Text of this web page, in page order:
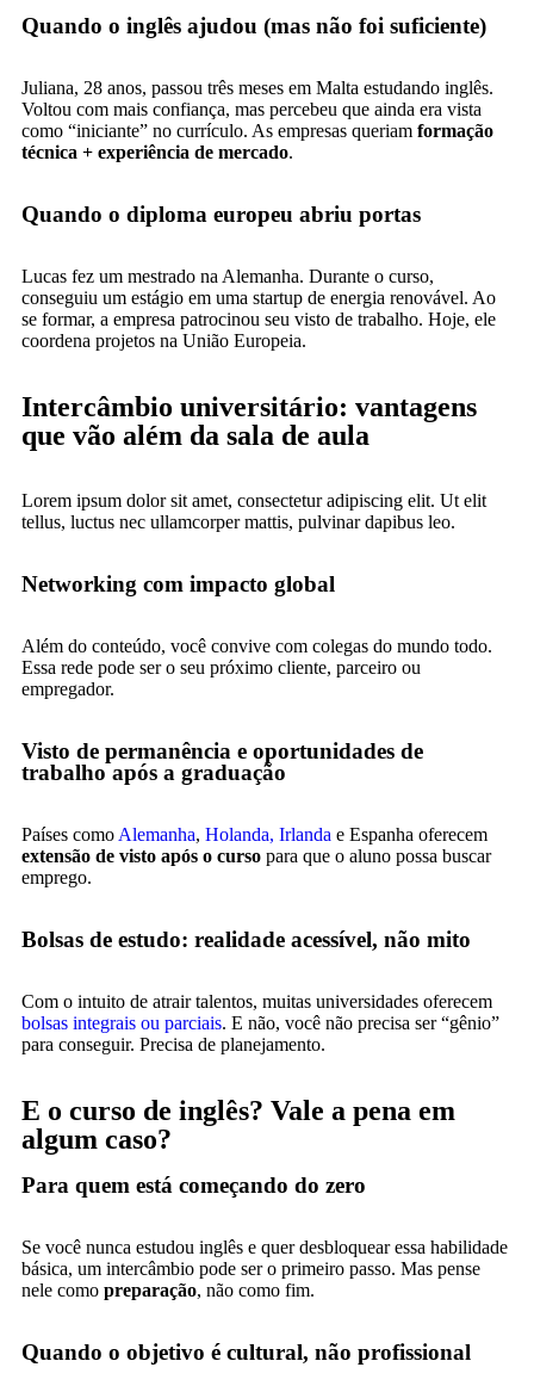
Quando o inglês ajudou (mas não foi suficiente)
Juliana, 28 anos, passou três meses em Malta estudando inglês.
Voltou com mais confiança, mas percebeu que ainda era vista
como “iniciante” no currículo. As empresas queriam formação
técnica + experiência de mercado.
Quando o diploma europeu abriu portas
Lucas fez um mestrado na Alemanha. Durante o curso,
conseguiu um estágio em uma startup de energia renovável. Ao
se formar, a empresa patrocinou seu visto de trabalho. Hoje, ele
coordena projetos na União Europeia.
Intercâmbio universitário: vantagens
que vão além da sala de aula
Lorem ipsum dolor sit amet, consectetur adipiscing elit. Ut elit
tellus, luctus nec ullamcorper mattis, pulvinar dapibus leo.
Networking com impacto global
Além do conteúdo, você convive com colegas do mundo todo.
Essa rede pode ser o seu próximo cliente, parceiro ou
empregador.
Visto de permanência e oportunidades de
trabalho após a graduação
Países como Alemanha, Holanda, Irlanda e Espanha oferecem
extensão de visto após o curso para que o aluno possa buscar
emprego.
Bolsas de estudo: realidade acessível, não mito
Com o intuito de atrair talentos, muitas universidades oferecem
bolsas integrais ou parciais. E não, você não precisa ser “gênio”
para conseguir. Precisa de planejamento.
E o curso de inglês? Vale a pena em
algum caso?
Para quem está começando do zero
Se você nunca estudou inglês e quer desbloquear essa habilidade
básica, um intercâmbio pode ser o primeiro passo. Mas pense
nele como preparação, não como fim.
Quando o objetivo é cultural, não profissional